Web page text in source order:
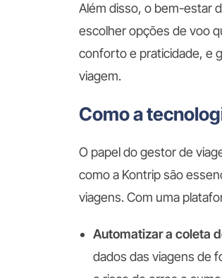
Além disso, o bem-estar
escolher opções de voo
conforto e praticidade, e
viagem.
Como a
O papel do gestor de
como a Kontrip são
viagens. Com uma
Automatizar a coleta
dados das viagens de